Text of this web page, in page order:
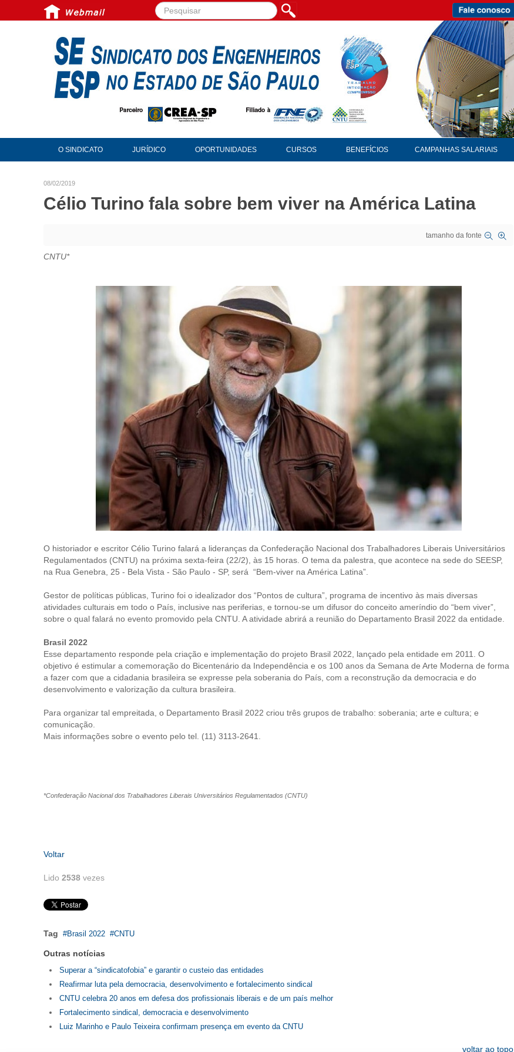
Pesquisar...
O SINDICATO JURÍDICO OPORTUNIDADES CURSOS BENEFÍCIOS CAMPANHAS SALARIAIS
08/02/2019
Célio Turino fala sobre bem viver na América Latina
tamanho da fonte
CNTU*
O historiador e escritor Célio Turino falará a lideranças da Confederação Nacional dos Trabalhadores Liberais Universitários
Regulamentados (CNTU) na próxima sexta-feira (22/2), às 15 horas. O tema da palestra, que acontece na sede do SEESP,
na Rua Genebra, 25 - Bela Vista - São Paulo - SP, será “Bem-viver na América Latina”.
Gestor de políticas públicas, Turino foi o idealizador dos “Pontos de cultura”, programa de incentivo às mais diversas
atividades culturais em todo o País, inclusive nas periferias, e tornou-se um difusor do conceito ameríndio do “bem viver”,
sobre o qual falará no evento promovido pela CNTU. A atividade abrirá a reunião do Departamento Brasil 2022 da entidade.
Brasil 2022
Esse departamento responde pela criação e implementação do projeto Brasil 2022, lançado pela entidade em 2011. O
objetivo é estimular a comemoração do Bicentenário da Independência e os 100 anos da Semana de Arte Moderna de forma
a fazer com que a cidadania brasileira se expresse pela soberania do País, com a reconstrução da democracia e do
desenvolvimento e valorização da cultura brasileira.
Para organizar tal empreitada, o Departamento Brasil 2022 criou três grupos de trabalho: soberania; arte e cultura; e
comunicação.
Mais informações sobre o evento pelo tel. (11) 3113-2641.
*Confederação Nacional dos Trabalhadores Liberais Universitários Regulamentados (CNTU)
Voltar
Lido 2538 vezes
Tag Brasil 2022 CNTU
Outras notícias
Superar a “sindicatofobia” e garantir o custeio das entidades
Reafirmar luta pela democracia, desenvolvimento e fortalecimento sindical
CNTU celebra 20 anos em defesa dos profissionais liberais e de um país melhor
Fortalecimento sindical, democracia e desenvolvimento
Luiz Marinho e Paulo Teixeira confirmam presença em evento da CNTU
voltar ao topo